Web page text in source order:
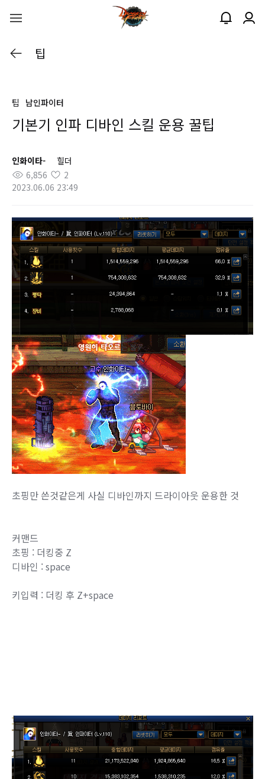
팁
팁 남인파이터
기본기 인파 디바인 스킬 운용 꿀팁
인화이타-
힐더
6,856
2
2023.06.06 23:49
초핑만 쓴것같은게 사실 디바인까지 드라이아웃 운용한 것
커맨드
초핑 : 더킹중 Z
디바인 : space
키입력 : 더킹 후 Z+space